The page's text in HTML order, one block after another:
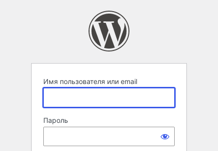
Имя пользователя или email
Пароль